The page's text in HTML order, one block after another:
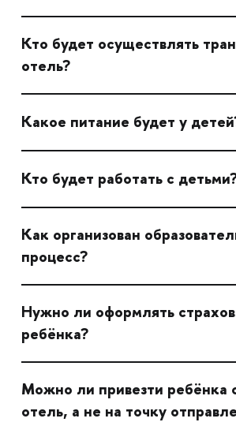
Кто будет осуществлять
отель?
Какое питание будет у
Кто будет работать с
Как организован
процесс?
Нужно ли оформлять
ребёнка?
Можно ли привезти ребёнка
отель, а не на точку